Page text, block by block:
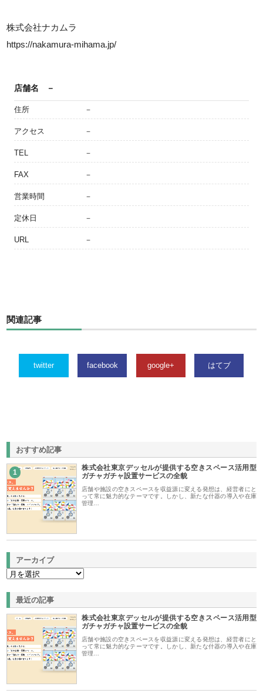
株式会社ナカムラ
https://nakamura-mihama.jp/
店舗名 －
住所 －
アクセス －
TEL －
FAX －
営業時間 －
定休日 －
URL －
関連記事
twitter facebook google+ はてブ
おすすめ記事
1
株式会社東京デッセルが提供する空きスペース活用型
ガチャガチャ設置サービスの全貌
店舗や施設の空きスペースを収益源に変える発想は、経営者にと
って常に魅力的なテーマです。しかし、新たな什器の導入や在庫
管理…
アーカイブ
最近の記事
株式会社東京デッセルが提供する空きスペース活用型
ガチャガチャ設置サービスの全貌
店舗や施設の空きスペースを収益源に変える発想は、経営者にと
って常に魅力的なテーマです。しかし、新たな什器の導入や在庫
管理…